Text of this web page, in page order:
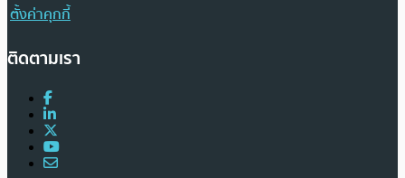
ตั้งค่าคุกกี้
ติดตามเรา